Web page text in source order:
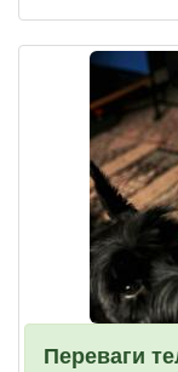
Переваги